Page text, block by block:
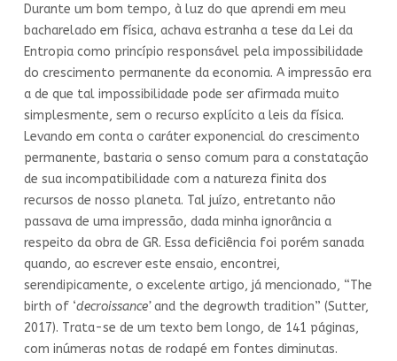
Durante um bom tempo, à luz do que aprendi em meu
bacharelado em física, achava estranha a tese da Lei da
Entropia como princípio responsável pela impossibilidade
do crescimento permanente da economia. A impressão era
a de que tal impossibilidade pode ser afirmada muito
simplesmente, sem o recurso explícito a leis da física.
Levando em conta o caráter exponencial do crescimento
permanente, bastaria o senso comum para a constatação
de sua incompatibilidade com a natureza finita dos
recursos de nosso planeta. Tal juízo, entretanto não
passava de uma impressão, dada minha ignorância a
respeito da obra de GR. Essa deficiência foi porém sanada
quando, ao escrever este ensaio, encontrei,
serendipicamente, o excelente artigo, já mencionado, “The
birth of ‘decroissance’and the degrowth tradition” (Sutter,
2017). Trata-se de um texto bem longo, de 141 páginas,
com inúmeras notas de rodapé em fontes diminutas.